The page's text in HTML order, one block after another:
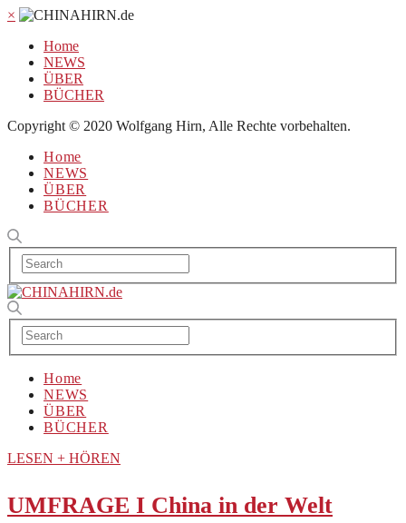
×
Home
NEWS
ÜBER
BÜCHER
Copyright © 2020 Wolfgang Hirn, Alle Rechte vorbehalten.
Home
NEWS
ÜBER
BÜCHER
Home
NEWS
ÜBER
BÜCHER
LESEN + HÖREN
UMFRAGE I China in der Welt